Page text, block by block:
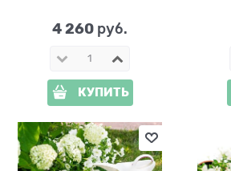
4 260 руб.
КУПИТЬ